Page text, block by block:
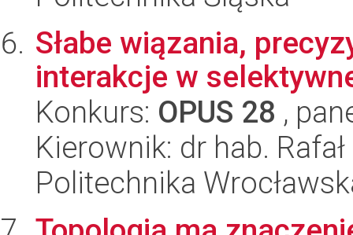
Słabe wiązania,
interakcje w
Konkurs: OPUS 28 ,
Kierownik: dr hab.
Politechnika